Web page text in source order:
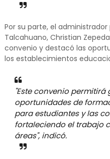
Por su parte, el
Talcahuano, Christian
convenio y destacó las
los establecimientos
"Este convenio permitirá
oportunidades de
para estudiantes y las
fortaleciendo el trabajo
áreas", indicó.